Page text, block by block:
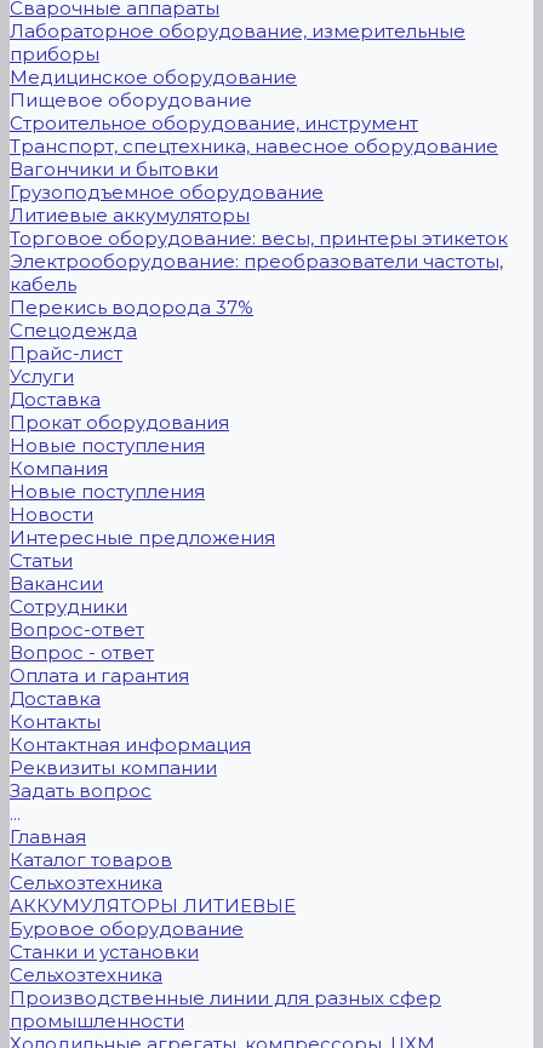
Сварочные аппараты
Лабораторное оборудование, измерительные
приборы
Медицинское оборудование
Пищевое оборудование
Строительное оборудование, инструмент
Транспорт, спецтехника, навесное оборудование
Вагончики и бытовки
Грузоподъемное оборудование
Литиевые аккумуляторы
Торговое оборудование: весы, принтеры этикеток
Электрооборудование: преобразователи частоты,
кабель
Перекись водорода 37%
Спецодежда
Прайс-лист
Услуги
Доставка
Прокат оборудования
Новые поступления
Компания
Новые поступления
Новости
Интересные предложения
Статьи
Вакансии
Сотрудники
Вопрос-ответ
Вопрос - ответ
Оплата и гарантия
Доставка
Контакты
Контактная информация
Реквизиты компании
Задать вопрос
...
Главная
Каталог товаров
Сельхозтехника
АККУМУЛЯТОРЫ ЛИТИЕВЫЕ
Буровое оборудование
Станки и установки
Сельхозтехника
Производственные линии для разных сфер
промышленности